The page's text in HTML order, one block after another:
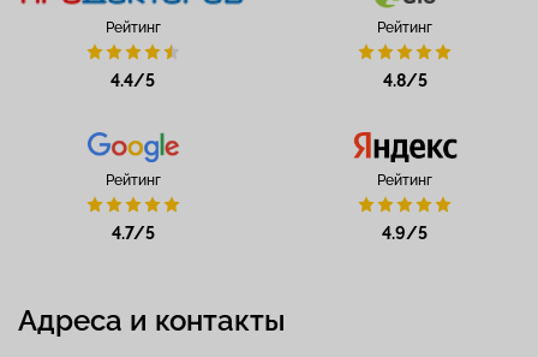
Рейтинг
4.4/5
Рейтинг
4.8/5
Рейтинг
4.7/5
Рейтинг
4.9/5
Адреса и контакты